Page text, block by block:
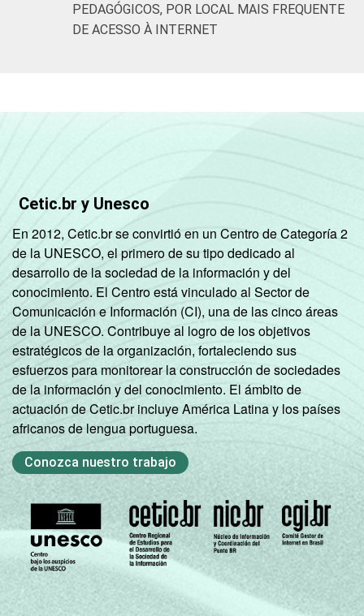
PEDAGÓGICOS, POR LOCAL MAIS FREQUENTE
DE ACESSO À INTERNET
Cetic.br y Unesco
En 2012, Cetic.br se convirtió en un Centro de Categoría 2
de la UNESCO, el primero de su tipo dedicado al
desarrollo de la sociedad de la información y del
conocimiento. El Centro está vinculado al Sector de
Comunicación e Información (CI), una de las cinco áreas
de la UNESCO. Contribuye al logro de los objetivos
estratégicos de la organización, fortaleciendo sus
esfuerzos para monitorear la construcción de sociedades
de la información y del conocimiento. El ámbito de
actuación de Cetic.br incluye América Latina y los países
africanos de lengua portuguesa.
Conozca nuestro trabajo